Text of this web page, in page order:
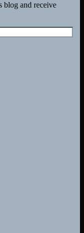
blog and receive